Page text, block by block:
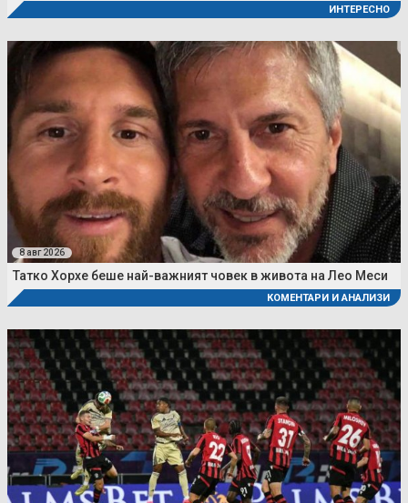
ИНТЕРЕСНО
8 авг 2026
Татко Хорхе беше най-важният човек в живота на Лео Меси
КОМЕНТАРИ И АНАЛИЗИ